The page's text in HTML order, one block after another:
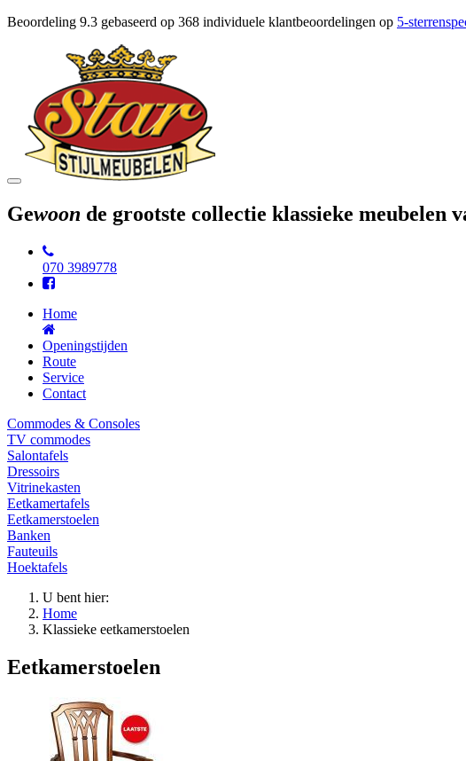
Beoordeling 9.3 gebaseerd op 368 individuele klantbeoordelingen op 5-
Toggle
Gewoon de grootste collectie klassieke meubelen
070 3989778
Home
Openingstijden
Route
Service
Contact
Commodes & Consoles
TV commodes
Salontafels
Dressoirs
Vitrinekasten
Eetkamertafels
Eetkamerstoelen
Banken
Fauteuils
Hoektafels
U bent hier:
Home
Klassieke eetkamerstoelen
Eetkamerstoelen